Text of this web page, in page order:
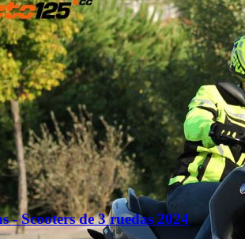
- Scooters de 3 ruedas 2024